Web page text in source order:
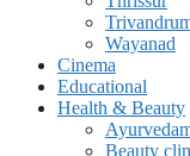
Wayanad
Cinema
Educational
Health & Beauty
Beauty